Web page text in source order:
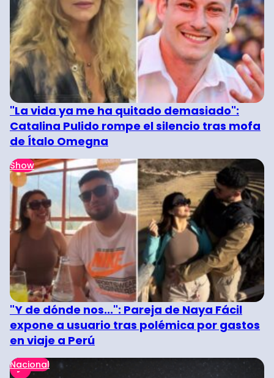
"La vida ya me ha quitado demasiado":
Catalina Pulido rompe el silencio tras mofa
de Ítalo Omegna
Show
"Y de dónde nos...": Pareja de Naya Fácil
expone a usuario tras polémica por gastos
en viaje a Perú
Nacional